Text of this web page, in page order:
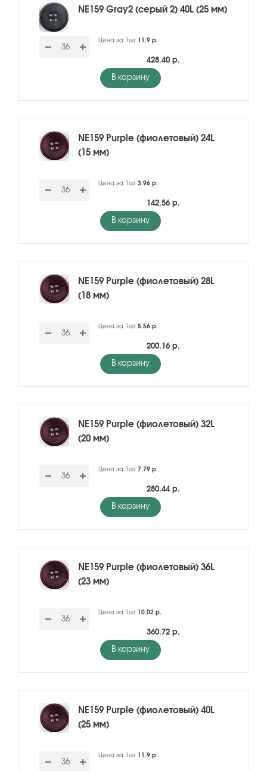
NE159 Gray2 (серый 2) 40L (25 мм)
Цена за 1шт 11.9 р.
428.40 р.
В корзину
NE159 Purple (фиолетовый) 24L
(15 мм)
Цена за 1шт 3.96 р.
142.56 р.
В корзину
NE159 Purple (фиолетовый) 28L
(18 мм)
Цена за 1шт 5.56 р.
200.16 р.
В корзину
NE159 Purple (фиолетовый) 32L
(20 мм)
Цена за 1шт 7.79 р.
280.44 р.
В корзину
NE159 Purple (фиолетовый) 36L
(23 мм)
Цена за 1шт 10.02 р.
360.72 р.
В корзину
NE159 Purple (фиолетовый) 40L
(25 мм)
Цена за 1шт 11.9 р.